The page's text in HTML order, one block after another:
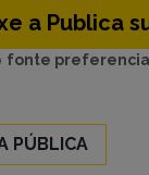
a Publica
fonte
PÚBLICA